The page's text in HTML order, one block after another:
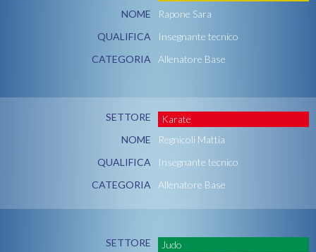
NOME
Rapone Sara
QUALIFICA
Insegnante tecnico
CATEGORIA
Allenatore Base
SETTORE
Karate
NOME
Regnicoli Mattia
QUALIFICA
Insegnante tecnico
CATEGORIA
Allenatore Base
SETTORE
Judo